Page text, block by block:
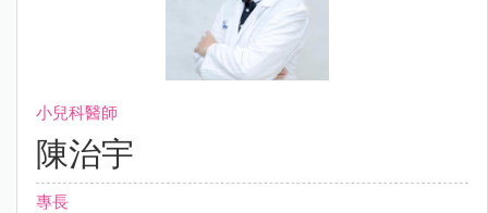
小兒科醫師
陳治宇
專長